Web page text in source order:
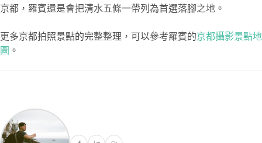
京都，羅賓還是會把清水五條一帶列為首選落腳之地。
更多京都拍照景點的完整整理，可以參考羅賓的京都攝影景點地
圖 。